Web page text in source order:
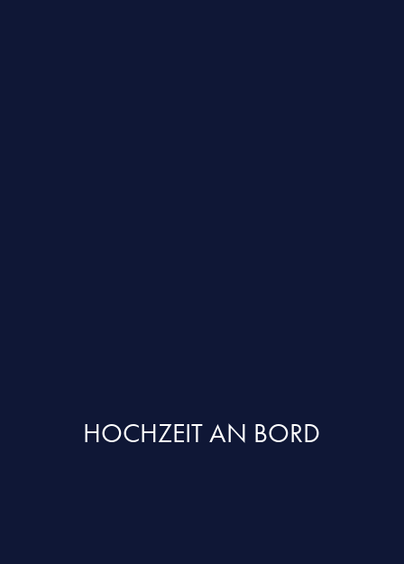
HOCHZEIT AN BORD